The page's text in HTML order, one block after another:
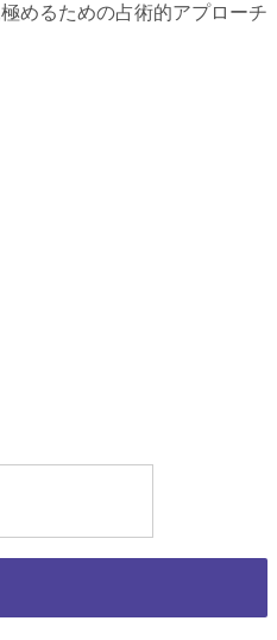
めるための占術的アプローチ